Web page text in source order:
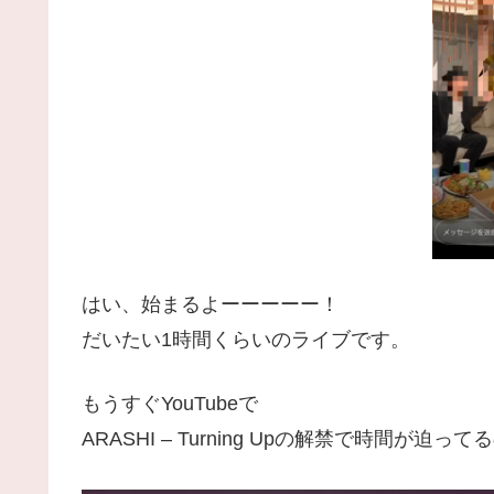
はい、始まるよーーーーー！
だいたい1時間くらいのライブです。
もうすぐYouTubeで
ARASHI – Turning Upの解禁で時間が迫って